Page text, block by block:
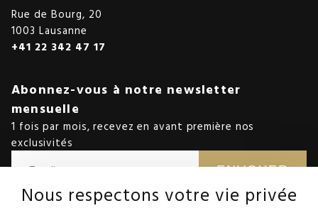
Rue de Bourg, 20
1003 Lausanne
+41 22 342 47 17
Abonnez-vous à notre newsletter
mensuelle
1 fois par mois, recevez en avant première nos
exclusivités
ENVOYER
Nous protégeons vos données récoltées conformément à lapolitique
Nous respectons votre vie privée